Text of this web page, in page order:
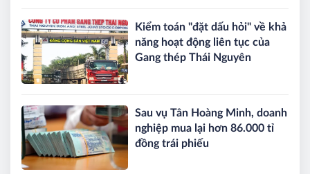
Kiểm toán "đặt dấu hỏi" về khả
năng hoạt động liên tục của
Gang thép Thái Nguyên
Sau vụ Tân Hoàng Minh, doanh
nghiệp mua lại hơn 86.000 tỉ
đồng trái phiếu